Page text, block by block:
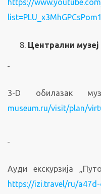
https://
Централни
3-D обилазак
museum.ru/visit/plan/
Ауди екскурзија
https://izi.travel/ru/